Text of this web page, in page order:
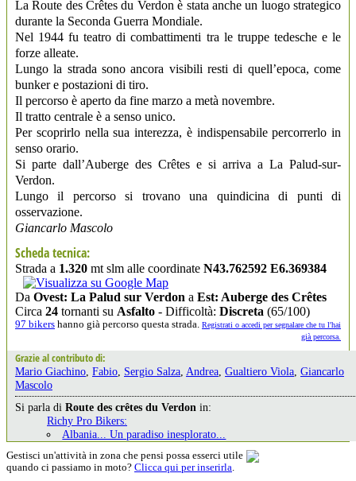
La Route des Crêtes du Verdon è stata anche un luogo strategico
durante la Seconda Guerra Mondiale.
Nel 1944 fu teatro di combattimenti tra le truppe tedesche e le
forze alleate.
Lungo la strada sono ancora visibili resti di quell’epoca, come
bunker e postazioni di tiro.
Il percorso è aperto da fine marzo a metà novembre.
Il tratto centrale è a senso unico.
Per scoprirlo nella sua interezza, è indispensabile percorrerlo in
senso orario.
Si parte dall’Auberge des Crêtes e si arriva a La Palud-sur-
Verdon.
Lungo il percorso si trovano una quindicina di punti di
osservazione.
Giancarlo Mascolo
Scheda tecnica:
Strada a 1.320 mt slm alle coordinate N43.762592 E6.369384
Da Ovest: La Palud sur Verdon a Est: Auberge des Crêtes
Circa 24 tornanti su Asfalto - Difficoltà: Discreta (65/100)
97 bikers hanno già percorso questa strada. Registrati o accedi per segnalare che tu l'hai
già percorsa.
Grazie al contributo di:
Mario Giachino Fabio Sergio Salza Andrea Gualtiero Viola Giancarlo
Mascolo
Si parla di Route des crêtes du Verdon in:
Richy Pro Bikers:
Albania... Un paradiso inesplorato...
Gestisci un'attività in zona che pensi possa esserci utile
quando ci passiamo in moto? Clicca qui per inserirla.